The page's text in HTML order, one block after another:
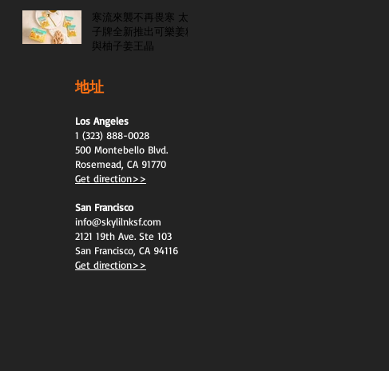
寒流來襲不再畏寒 太
子牌全新推出可樂姜糖
與柚子姜王晶
地址
Los Angeles
1 (323) 888-0028
500 Montebello Blvd.
Rosemead, CA 91770
Get direction>>
San Francisco
info@skylilnksf.com
2121 19th Ave. Ste 103
San Francisco, CA 94116
Get direction>>